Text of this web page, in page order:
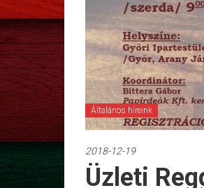
Általános híreink
2018-12-19
Üzleti